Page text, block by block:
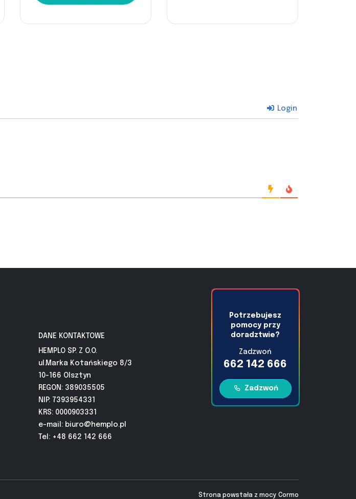
Login
DANE KONTAKTOWE
HEMPLO SP. Z O.O.
ul.Marka Kotańskiego 8/3
10-166 Olsztyn
REGON: 389035505
NIP: 7393954331
KRS: 0000903331
e-mail: biuro@hemplo.pl
Tel: +48 662 142 666
Potrzebujesz
pomocy przy
doradztwie?
Zadzwoń
662 142 666
Zadzwoń
Strona powstała z mocy Cormo